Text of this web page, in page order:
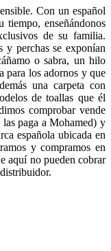
Con un español
tiempo, enseñándonos
de su familia.
y perchas se exponían
o sabra, un hilo
para los adornos y que
una carpeta con
de toallas que él
comprobar vende
las paga a Mohamed) y
española ubicada en
y compramos en
aquí no pueden cobrar